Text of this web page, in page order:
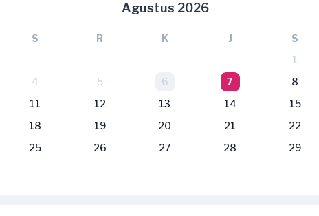
Agustus 2026
S R K J S
1
4 5 6 7 8
11 12 13 14 15
18 19 20 21 22
25 26 27 28 29